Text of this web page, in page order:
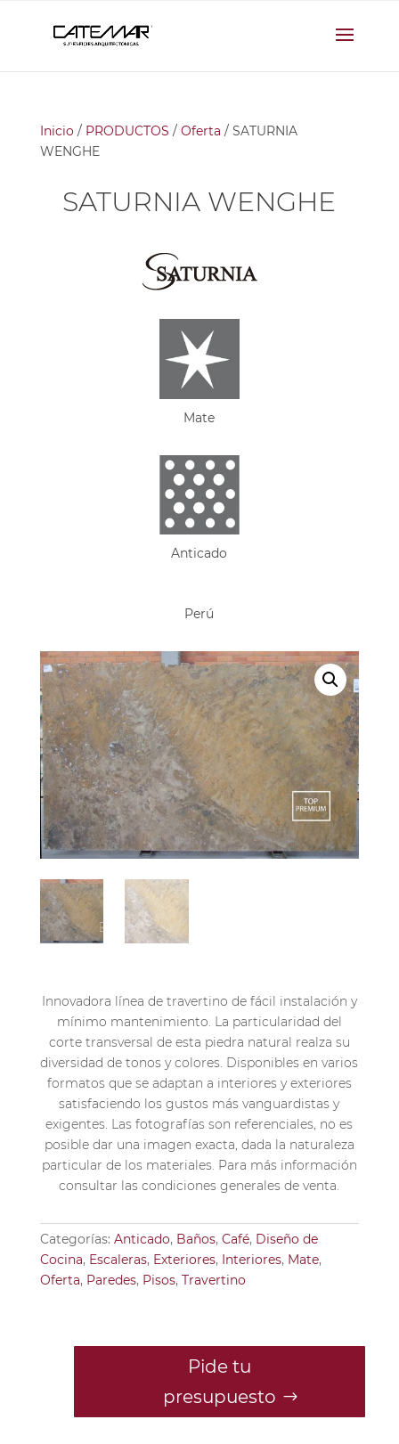
Inicio / PRODUCTOS / Oferta / SATURNIA
WENGHE
SATURNIA WENGHE
Mate
Anticado
Perú
Innovadora línea de travertino de fácil instalación y
mínimo mantenimiento. La particularidad del
corte transversal de esta piedra natural realza su
diversidad de tonos y colores. Disponibles en varios
formatos que se adaptan a interiores y exteriores
satisfaciendo los gustos más vanguardistas y
exigentes. Las fotografías son referenciales, no es
posible dar una imagen exacta, dada la naturaleza
particular de los materiales. Para más información
consultar las condiciones generales de venta.
Categorías: Anticado, Baños, Café, Diseño de
Cocina, Escaleras, Exteriores, Interiores, Mate,
Oferta, Paredes, Pisos, Travertino
Pide tu
presupuesto